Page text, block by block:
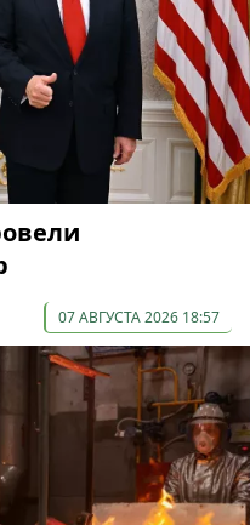
07 АВГУСТА 2026 18:57